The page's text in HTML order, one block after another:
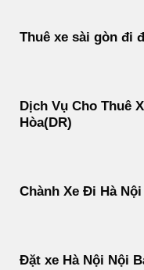
Thuê xe sài gòn đi
Dịch Vụ Cho Thuê
Hòa(DR)
Chành Xe Đi Hà Nội
Đặt xe Hà Nội Nội